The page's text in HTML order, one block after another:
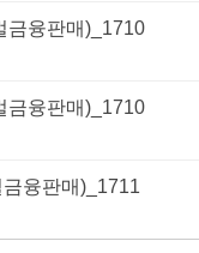
금융판매)_1710
금융판매)_1710
융판매)_1711